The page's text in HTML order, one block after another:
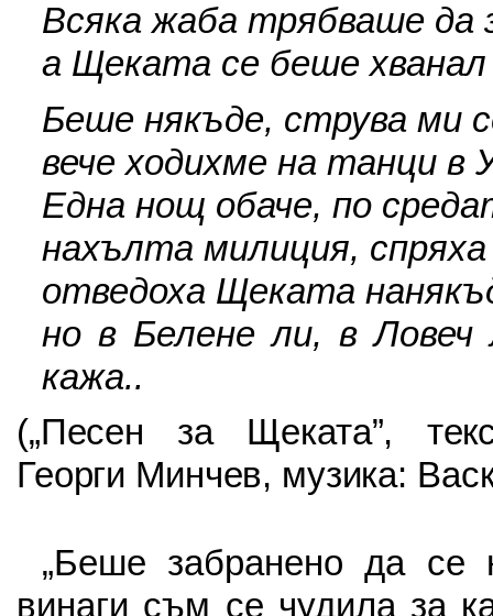
Всяка жаба трябваше да
а Щеката се беше хванал
Беше някъде, струва ми
вече ходихме на танци в
Една нощ обаче, по
нахълта милиция,
отведоха Щеката
но в Белене ли, в
кажа..
(„Песен за Щеката”,
Георги Минчев, музика:
„Беше забранено да се
винаги съм се чудила за